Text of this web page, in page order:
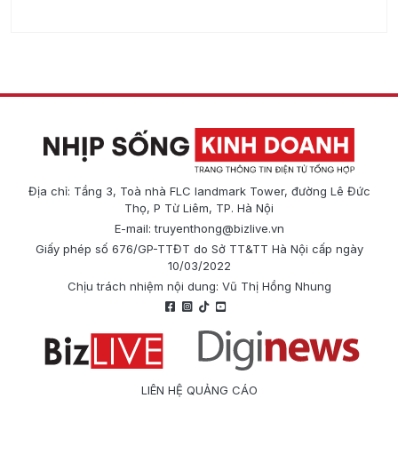
Địa chỉ: Tầng 3, Toà nhà FLC landmark Tower, đường Lê Đức
Thọ, P Từ Liêm, TP. Hà Nội
E-mail:truyenthong@bizlive.vn
Giấy phép số 676/GP-TTĐT do Sở TT&TT Hà Nội cấp ngày
10/03/2022
Chịu trách nhiệm nội dung: Vũ Thị Hồng Nhung
LIÊN HỆ QUẢNG CÁO